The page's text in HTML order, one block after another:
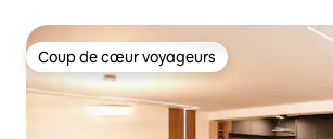
Coup de cœur voyageurs
Coup de cœur voyageurs